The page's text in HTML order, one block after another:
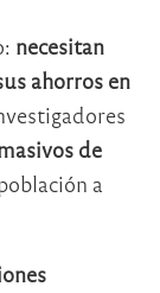
necesitan
ahorros en
de
a